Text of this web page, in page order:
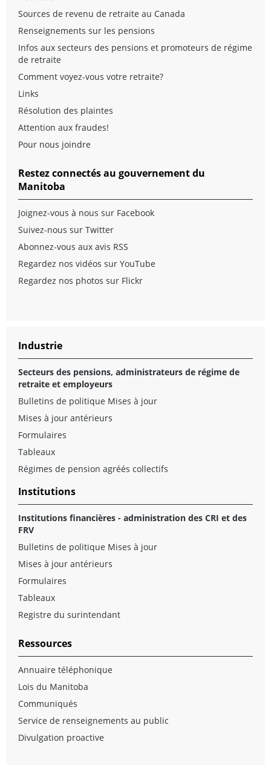
Sources de revenu de retraite au Canada
Renseignements sur les pensions
Infos aux secteurs des pensions et promoteurs de régime
de retraite
Comment voyez-vous votre retraite?
Links
Résolution des plaintes
Attention aux fraudes!
Pour nous joindre
Restez connectés au gouvernement du
Manitoba
Joignez-vous à nous sur Facebook
Suivez-nous sur Twitter
Abonnez-vous aux avis RSS
Regardez nos vidéos sur YouTube
Regardez nos photos sur Flickr
Industrie
Secteurs des pensions, administrateurs de régime de
retraite et employeurs
Bulletins de politique Mises à jour
Mises à jour antérieurs
Formulaires
Tableaux
Régimes de pension agréés collectifs
Institutions
Institutions financières - administration des CRI et des
FRV
Bulletins de politique Mises à jour
Mises à jour antérieurs
Formulaires
Tableaux
Registre du surintendant
Ressources
Annuaire téléphonique
Lois du Manitoba
Communiqués
Service de renseignements au public
Divulgation proactive